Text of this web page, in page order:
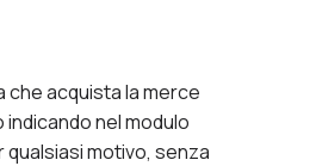
che acquista la merce
nel modulo
qualsiasi motivo, senza